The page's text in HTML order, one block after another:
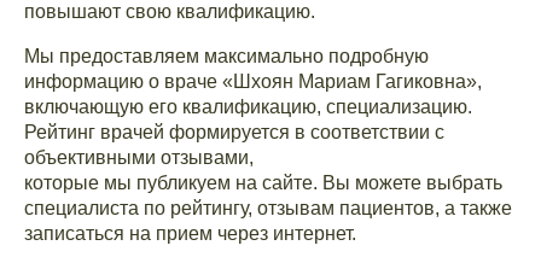
повышают свою квалификацию.
Мы предоставляем максимально подробную
информацию о враче «Шхоян Мариам Гагиковна»,
включающую его квалификацию, специализацию.
Рейтинг врачей формируется в соответствии с
объективными отзывами,
которые мы публикуем на сайте. Вы можете выбрать
специалиста по рейтингу, отзывам пациентов, а также
записаться на прием через интернет.